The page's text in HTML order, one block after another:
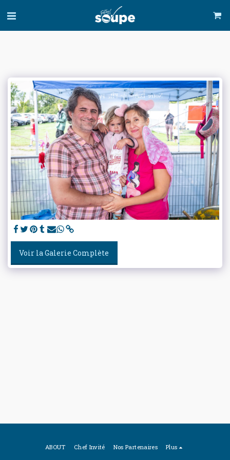
Voir la Galerie Complète
ABOUT Chef Invité Nos Partenaires Plus